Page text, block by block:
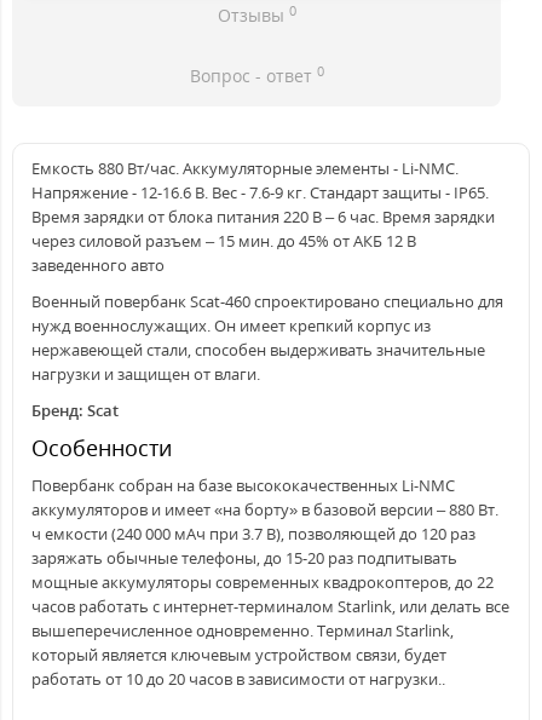
Отзывы 0
Вопрос - ответ 0
Емкость 880 Вт/час. Аккумуляторные элементы - Li-NMC.
Напряжение - 12-16.6 В. Вес - 7.6-9 кг. Стандарт защиты - ІP65.
Время зарядки от блока питания 220 В – 6 час. Время зарядки
через силовой разъем – 15 мин. до 45% от АКБ 12 В
заведенного авто
Военный повербанк Scat-460 спроектировано специально для
нужд военнослужащих. Он имеет крепкий корпус из
нержавеющей стали, способен выдерживать значительные
нагрузки и защищен от влаги.
Бренд: Scat
Особенности
Повербанк собран на базе высококачественных Li-NMC
аккумуляторов и имеет «на борту» в базовой версии – 880 Вт.
ч емкости (240 000 мАч при 3.7 В), позволяющей до 120 раз
заряжать обычные телефоны, до 15-20 раз подпитывать
мощные аккумуляторы современных квадрокоптеров, до 22
часов работать с интернет-терминалом Starlink, или делать все
вышеперечисленное одновременно. Терминал Starlink,
который является ключевым устройством связи, будет
работать от 10 до 20 часов в зависимости от нагрузки..